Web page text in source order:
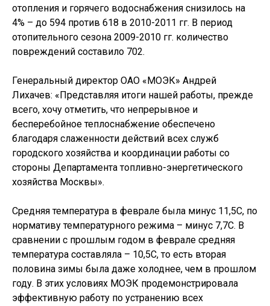
отопления и горячего водоснабжения снизилось на
4% – до 594 против 618 в 2010-2011 гг. В период
отопительного сезона 2009-2010 гг. количество
повреждений составило 702.
Генеральный директор ОАО «МОЭК» Андрей
Лихачев: «Представляя итоги нашей работы, прежде
всего, хочу отметить, что непрерывное и
бесперебойное теплоснабжение обеспечено
благодаря слаженности действий всех служб
городского хозяйства и координации работы со
стороны Департамента топливно-энергетического
хозяйства Москвы».
Средняя температура в феврале была минус 11,5С, по
нормативу температурного режима – минус 7,7С. В
сравнении с прошлым годом в феврале средняя
температура составляла – 10,5С, то есть вторая
половина зимы была даже холоднее, чем в прошлом
году. В этих условиях МОЭК продемонстрировала
эффективную работу по устранению всех